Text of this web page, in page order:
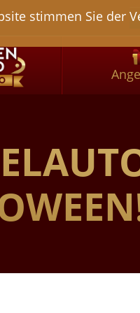
stimmen Sie der